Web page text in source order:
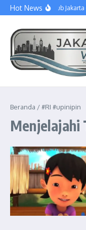
Lewati ke konten
Hot NewsSudinhub
Beranda /#RI #upinipin
Menjelajahi